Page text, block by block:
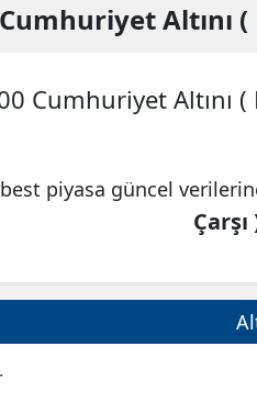
Cumhuriyet Altını (
Cumhuriyet Altını (
piyasa güncel